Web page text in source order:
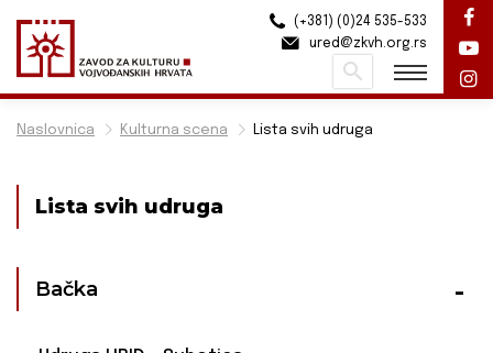
Naslovnica Kulturna scena Lista svih udruga
Lista svih udruga
Bačka
(+381) (0)24 535-533
ured@zkvh.org.rs
Pretraži